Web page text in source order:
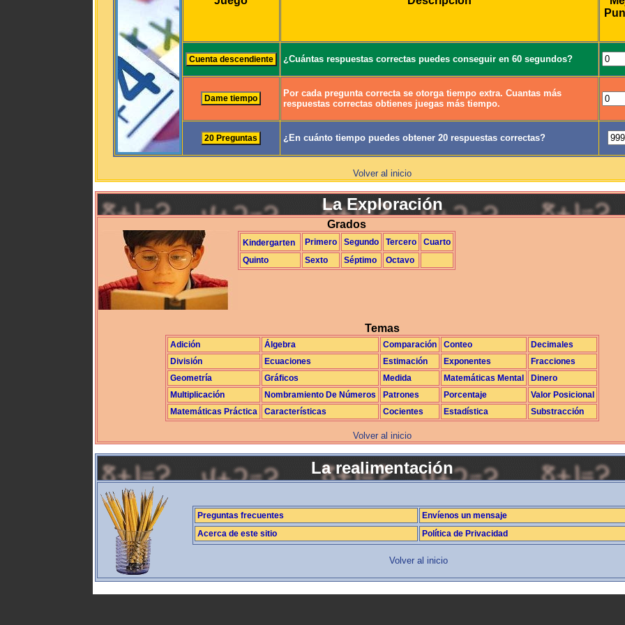
¿Cuántas respuestas correctas puedes conseguir en 60 segundos?
Por cada pregunta correcta se otorga tiempo extra. Cuantas más
respuestas correctas obtienes juegas más tiempo.
¿En cuánto tiempo puedes obtener 20 respuestas correctas?
Volver al inicio
La Exploración
Grados
Kindergarten Primero Segundo Tercero
Cuarto
Quinto
Sexto Séptimo Octavo
Temas
Adición Álgebra Comparación Conteo
Decimales
División
Ecuaciones Estimación Exponentes
Fracciones
Geometría
Gráficos Medida Matemáticas Mental
Dinero
Multiplicación
Nombramiento De Números Patrones Porcentaje
Valor Posicional
Matemáticas Práctica
Características Cocientes Estadística Substracción
Volver al inicio
La realimentación
Preguntas frecuentes
Envíenos un mensaje
Acerca de este sitio
Política de Privacidad
Volver al inicio